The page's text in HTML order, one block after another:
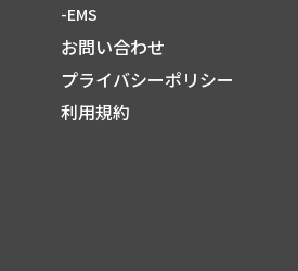
-EMS
お問い合わせ
プライバシーポリシー
利用規約